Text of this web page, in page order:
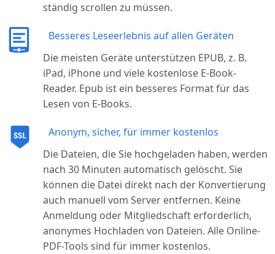
ständig scrollen zu müssen.
Besseres Leseerlebnis auf allen Geräten
Die meisten Geräte unterstützen EPUB, z. B.
iPad, iPhone und viele kostenlose E-Book-
Reader. Epub ist ein besseres Format für das
Lesen von E-Books.
Anonym, sicher, für immer kostenlos
Die Dateien, die Sie hochgeladen haben, werden
nach 30 Minuten automatisch gelöscht. Sie
können die Datei direkt nach der Konvertierung
auch manuell vom Server entfernen. Keine
Anmeldung oder Mitgliedschaft erforderlich,
anonymes Hochladen von Dateien. Alle Online-
PDF-Tools sind für immer kostenlos.